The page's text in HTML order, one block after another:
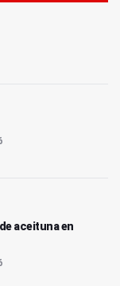
aceituna en